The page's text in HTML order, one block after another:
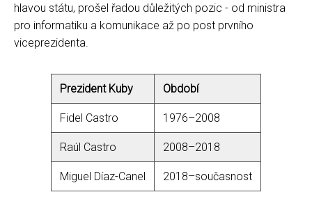
hlavou státu, prošel řadou důležitých pozic - od ministra
pro informatiku a komunikace až po post prvního
viceprezidenta.
Prezident Kuby Období
Fidel Castro 1976–2008
Raúl Castro 2008–2018
Miguel Díaz-Canel 2018–současnost